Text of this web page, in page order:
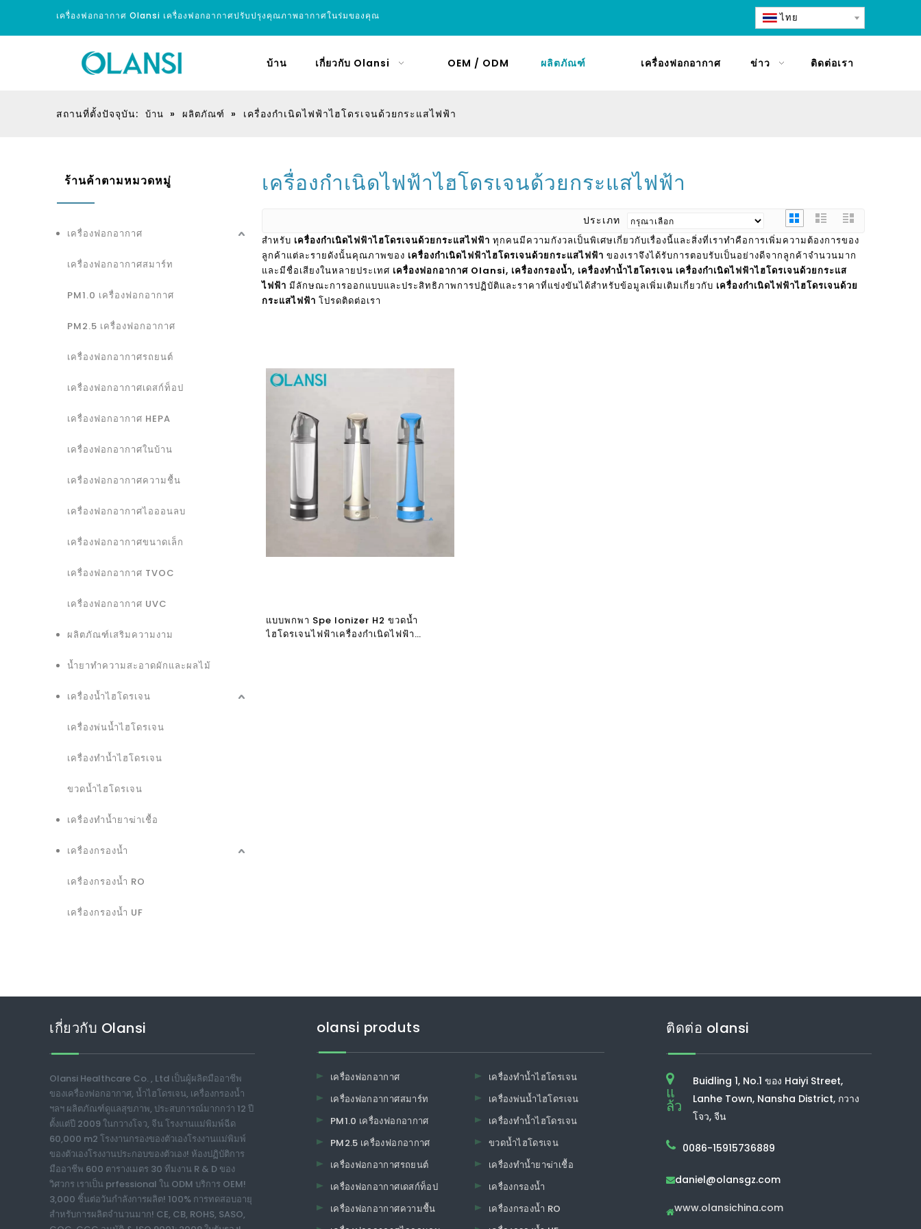
เครื่องฟอกอากาศ Olansi เครื่องฟอกอากาศปรับปรุงคุณภาพอากาศในร่มของคุณ ไทย
บ้าน เกี่ยวกับ Olansi OEM / ODM ผลิตภัณฑ์ เครื่องฟอกอากาศ ข่าว ติดต่อเรา
สถานที่ตั้งปัจจุบัน: บ้าน » ผลิตภัณฑ์ » เครื่องกำเนิดไฟฟ้าไฮโดรเจนด้วยกระแสไฟฟ้า
ร้านค้าตามหมวดหมู่
เครื่องฟอกอากาศ
เครื่องฟอกอากาศสมาร์ท
PM1.0 เครื่องฟอกอากาศ
PM2.5 เครื่องฟอกอากาศ
เครื่องฟอกอากาศรถยนต์
เครื่องฟอกอากาศเดสก์ท็อป
เครื่องฟอกอากาศ HEPA
เครื่องฟอกอากาศในบ้าน
เครื่องฟอกอากาศความชื้น
เครื่องฟอกอากาศไอออนลบ
เครื่องฟอกอากาศขนาดเล็ก
เครื่องฟอกอากาศ TVOC
เครื่องฟอกอากาศ UVC
ผลิตภัณฑ์เสริมความงาม
น้ำยาทำความสะอาดผักและผลไม้
เครื่องน้ำไฮโดรเจน
เครื่องพ่นน้ำไฮโดรเจน
เครื่องทำน้ำไฮโดรเจน
ขวดน้ำไฮโดรเจน
เครื่องทำน้ำยาฆ่าเชื้อ
เครื่องกรองน้ำ
เครื่องกรองน้ำ RO
เครื่องกรองน้ำ UF
เครื่องกำเนิดไฟฟ้าไฮโดรเจนด้วยกระแสไฟฟ้า
ประเภท
สำหรับ เครื่องกำเนิดไฟฟ้าไฮโดรเจนด้วยกระแสไฟฟ้า ทุกคนมีความกังวลเป็นพิเศษเกี่ยวกับเรื่องนี้และสิ่งที่เราทำคือการเพิ่มความต้องการของ
ลูกค้าแต่ละรายดังนั้นคุณภาพของ เครื่องกำเนิดไฟฟ้าไฮโดรเจนด้วยกระแสไฟฟ้า ของเราจึงได้รับการตอบรับเป็นอย่างดีจากลูกค้าจำนวนมาก
และมีชื่อเสียงในหลายประเทศ เครื่องฟอกอากาศ Olansi, เครื่องกรองน้ำ, เครื่องทำน้ำไฮโดรเจน เครื่องกำเนิดไฟฟ้าไฮโดรเจนด้วยกระแส
ไฟฟ้า มีลักษณะการออกแบบและประสิทธิภาพการปฏิบัติและราคาที่แข่งขันได้สำหรับข้อมูลเพิ่มเติมเกี่ยวกับ เครื่องกำเนิดไฟฟ้าไฮโดรเจนด้วย
กระแสไฟฟ้า โปรดติดต่อเรา
แบบพกพา Spe Ionizer H2 ขวดน้ำ
ไฮโดรเจนไฟฟ้าเครื่องกำเนิดไฟฟ้า
เกี่ยวกับ Olansi
Olansi Healthcare Co. , Ltd เป็นผู้ผลิตมืออาชีพ
ของเครื่องฟอกอากาศ, น้ำไฮโดรเจน, เครื่องกรองน้ำ
ฯลฯ ผลิตภัณฑ์ดูแลสุขภาพ, ประสบการณ์มากกว่า 12 ปี
ตั้งแต่ปี 2009 ในกวางโจว, จีน โรงงานแม่พิมพ์ฉีด
60,000 m2 โรงงานกรองของตัวเองโรงงานแม่พิมพ์
ของตัวเองโรงงานประกอบของตัวเอง! ห้องปฏิบัติการ
มืออาชีพ 600 ตารางเมตร 30 ทีมงาน R & D ของ
วิศวกร เราเป็น prfessional ใน ODM บริการ OEM!
3,000 ชิ้นต่อวันกำลังการผลิต! 100% การทดสอบอายุ
สำหรับการผลิตจำนวนมาก! CE, CB, ROHS, SASO,
olansi produts
เครื่องฟอกอากาศ
เครื่องฟอกอากาศสมาร์ท
PM1.0 เครื่องฟอกอากาศ
PM2.5 เครื่องฟอกอากาศ
เครื่องฟอกอากาศรถยนต์
เครื่องฟอกอากาศเดสก์ท็อป
เครื่องฟอกอากาศความชื้น
เครื่องทำน้ำไฮโดรเจน
เครื่องพ่นน้ำไฮโดรเจน
เครื่องทำน้ำไฮโดรเจน
ขวดน้ำไฮโดรเจน
เครื่องทำน้ำยาฆ่าเชื้อ
เครื่องกรองน้ำ
เครื่องกรองน้ำ RO
ติดต่อ olansi
แ
ล้ว
Buidling 1, No.1 ของ Haiyi Street,
Lanhe Town, Nansha District, กวาง
โจว, จีน
0086-15915736889
daniel@olansgz.com
www.olansichina.com